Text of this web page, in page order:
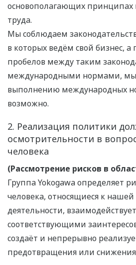
основополагающих принципах
труда.
Мы соблюдаем
в которых ведём свой бизнес,
пробелов между таким
международными нормами, мы
выполнению международных
возможно.
2. Реализация политики
осмотрительности в
человека
(Рассмотрение рисков в
Группа Yokogawa определяет
человека, относящиеся к
деятельности,
соответствующими
создаёт и непрерывно
предотвращения или снижения